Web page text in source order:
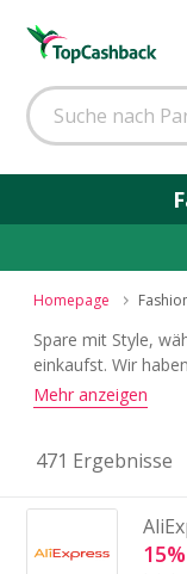
Homepage
Spare mit Style,
einkaufst. Wir
Deine Garderobe
Mehr anzeigen
471 Ergebnisse